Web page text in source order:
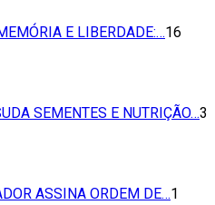
E LIBERDADE:…16
SEMENTES E NUTRIÇÃO…3
ASSINA ORDEM DE…1